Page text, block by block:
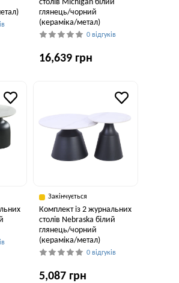
столів Michigan білий
глянець/чорний
(кераміка/метал)
0 відгуків
16,639 грн
Закінчується
Комплект із 2 журнальних
столів Nebraska білий
глянець/чорний
(кераміка/метал)
0 відгуків
5,087 грн